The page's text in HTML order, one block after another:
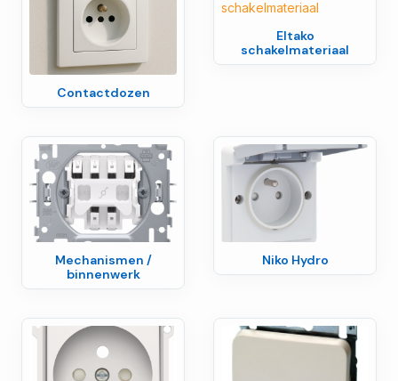
Contactdozen
Eltako
schakelmateriaal
Mechanismen /
binnenwerk
Niko Hydro